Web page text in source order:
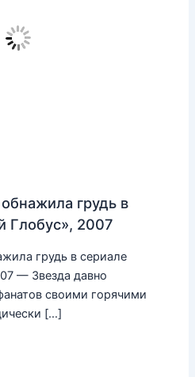
грудь в
Глобус», 2007
грудь в сериале
— Звезда давно
своими горячими
[…]